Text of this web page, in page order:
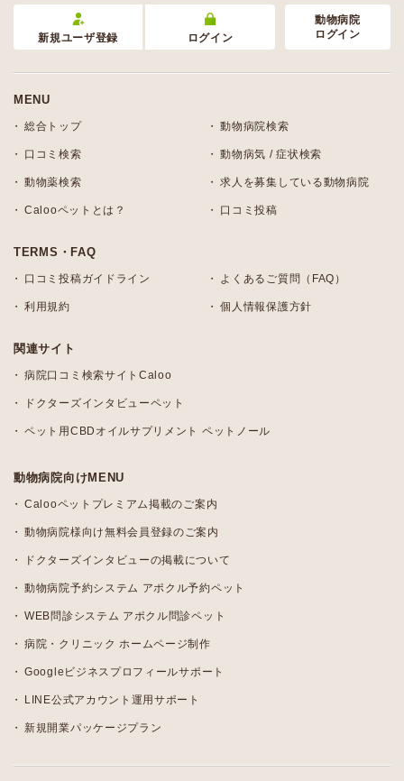
新規ユーザ登録 ログイン
動物病院
ログイン
MENU
総合トップ 動物病院検索
口コミ検索 動物病気 / 症状検索
動物薬検索 求人を募集している動物病院
Calooペットとは？ 口コミ投稿
TERMS・FAQ
口コミ投稿ガイドライン よくあるご質問（FAQ）
利用規約 個人情報保護方針
関連サイト
病院口コミ検索サイトCaloo
ドクターズインタビューペット
ペット用CBDオイルサプリメント ペットノール
動物病院向けMENU
Calooペットプレミアム掲載のご案内
動物病院様向け無料会員登録のご案内
ドクターズインタビューの掲載について
動物病院予約システム アポクル予約ペット
WEB問診システム アポクル問診ペット
病院・クリニック ホームページ制作
Googleビジネスプロフィールサポート
LINE公式アカウント運用サポート
新規開業パッケージプラン